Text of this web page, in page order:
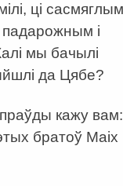
ці сасмяглым
падарожным і
мы бачылі
да Цябе?
кажу вам:
братоў Маіх